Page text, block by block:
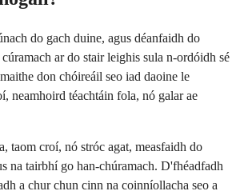
do gach duine, agus déanfaidh do
ar do stair leighis sula n-ordóidh sé
don chóireáil seo iad daoine le
neamhoird téachtáin fola, nó galar ae
taom croí, nó stróc agat, measfaidh do
na tairbhí go han-chúramach. D'fhéadfadh
a chur chun cinn na coinníollacha seo a